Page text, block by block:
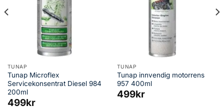
TUNAP
Tunap Microflex
Servicekonsentrat Diesel 984
200ml
499kr
TUNAP
Tunap innvendig motorrens
957 400ml
499kr